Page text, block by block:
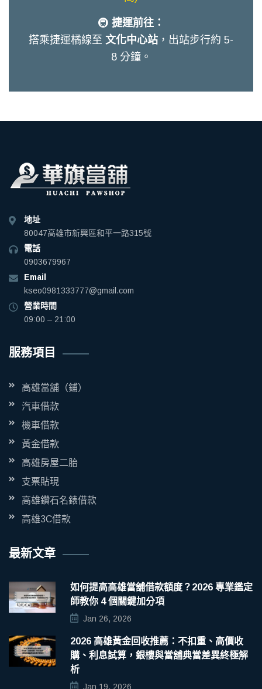
🚇 捷運前往：
搭乘捷運橘線至 文化中心站 ，出站步行約 5-
8 分鐘。
地址
80047高雄市新興區和平一路315號
電話
0903679967
Email
kseo0981333777@gmail.com
營業時間
09:00 – 21:00
服務項目
高雄當舖（鋪）
汽車借款
機車借款
黃金借款
高雄房屋二胎
支票貼現
高雄鑽石名錶借款
高雄3C借款
最新文章
如何提高高雄當舖借款額度？2026 專業鑑定
師教你 4 個關鍵加分項
Jan 26, 2026
2026 高雄黃金回收推薦：不扣重、高價收
購、利息試算，銀樓與當舖典當差異終極解
析
Jan 19, 2026